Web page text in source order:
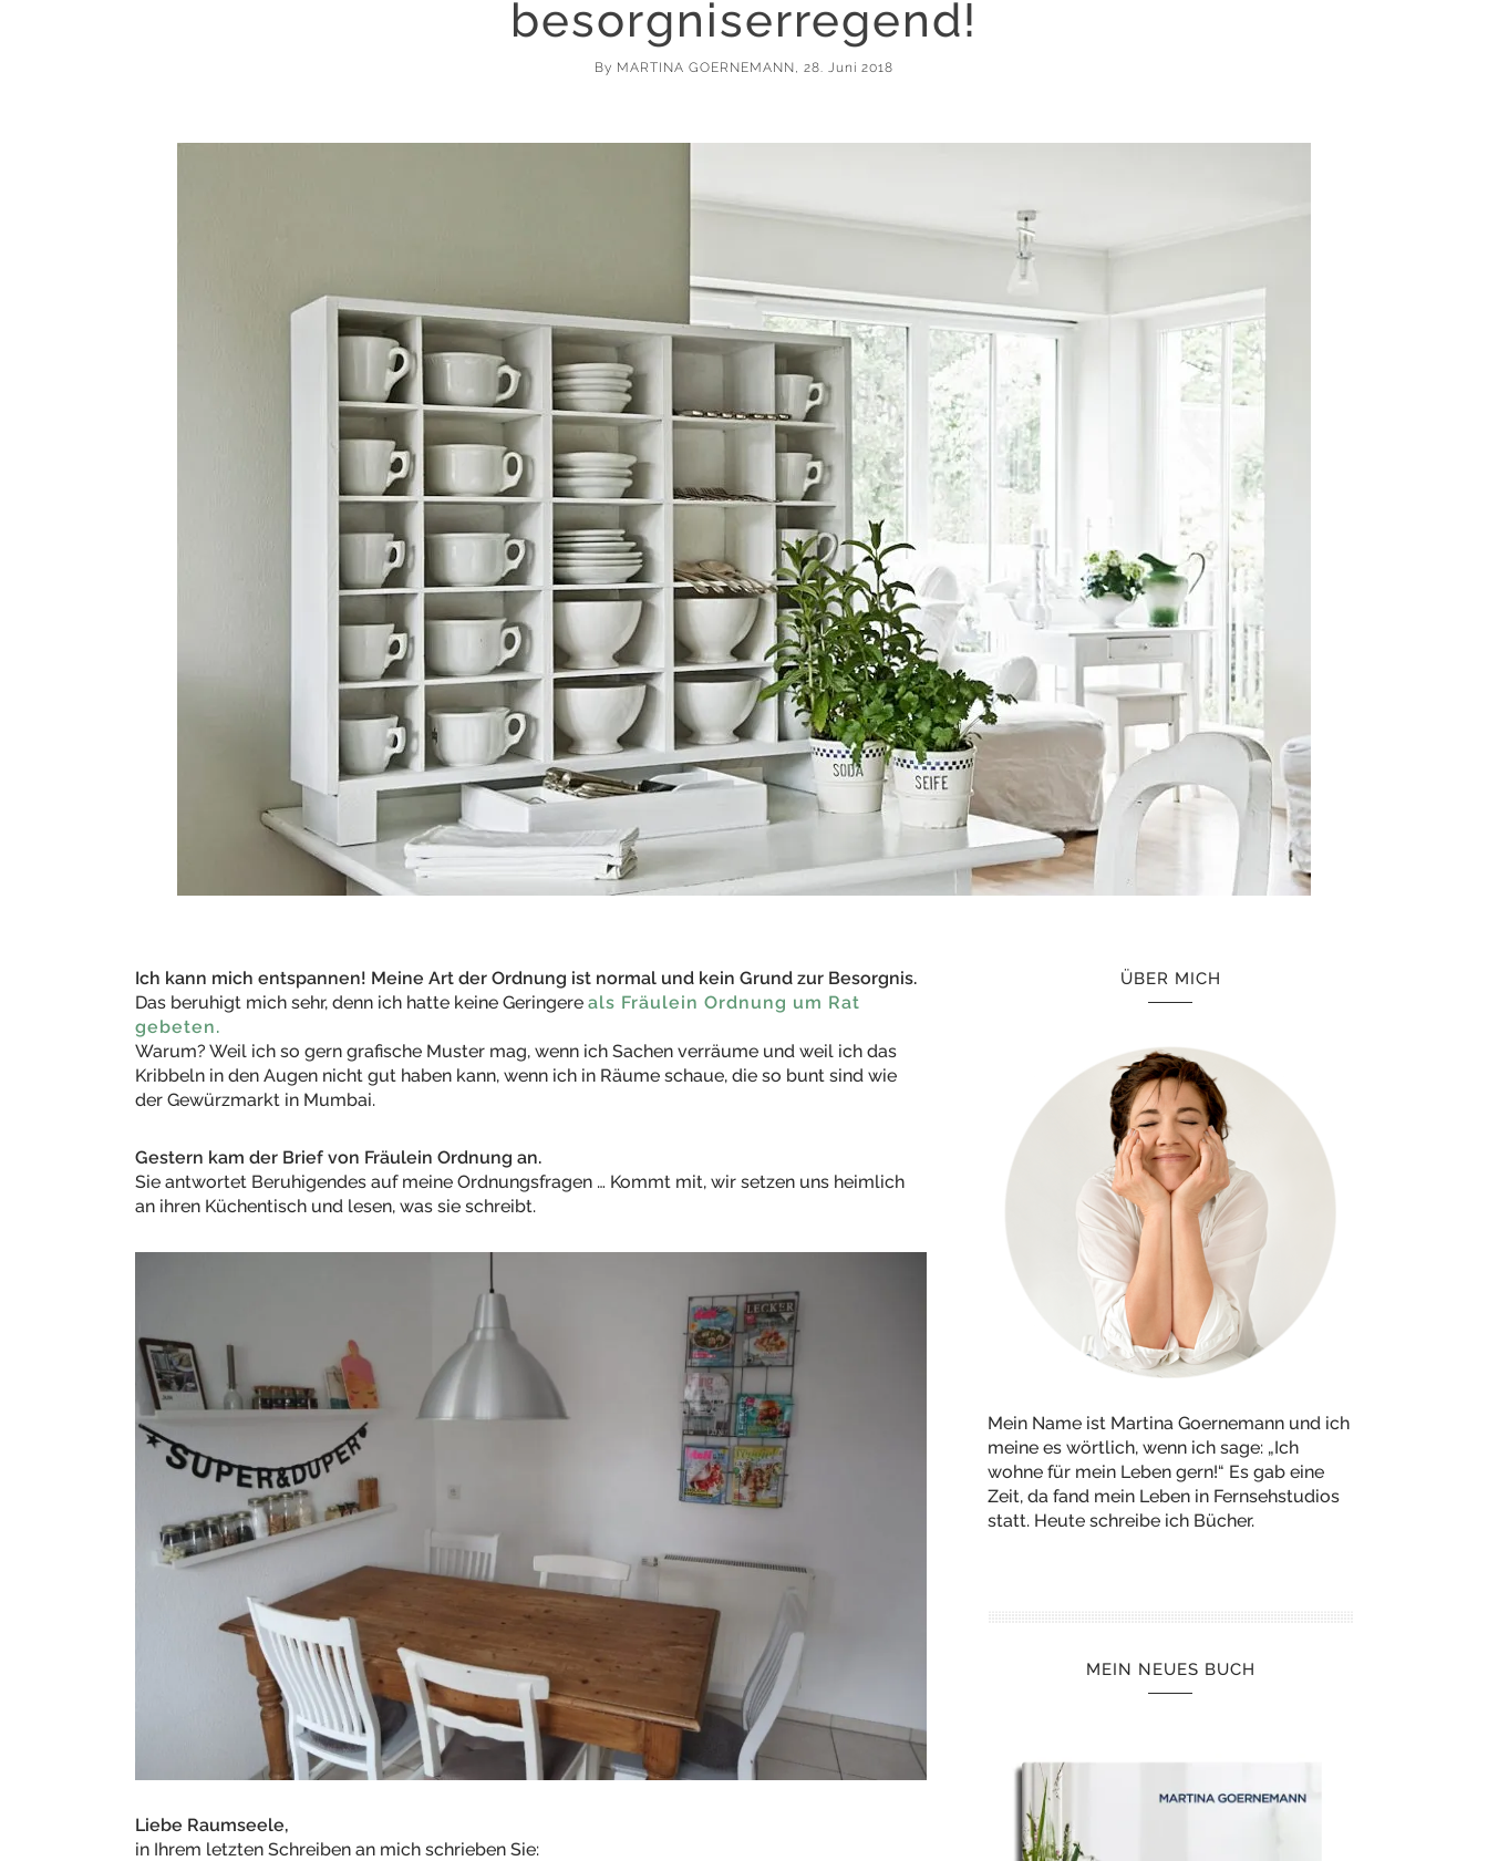
besorgniserregend!
By MARTINA GOERNEMANN , 28. Juni 2018
Ich kann mich entspannen! Meine Art der Ordnung ist normal und kein Grund zur Besorgnis.
Das beruhigt mich sehr, denn ich hatte keine Geringere als Fräulein Ordnung um Rat
gebeten.
Warum? Weil ich so gern grafische Muster mag, wenn ich Sachen verräume und weil ich das
Kribbeln in den Augen nicht gut haben kann, wenn ich in Räume schaue, die so bunt sind wie
der Gewürzmarkt in Mumbai.
Gestern kam der Brief von Fräulein Ordnung an.
Sie antwortet Beruhigendes auf meine Ordnungsfragen … Kommt mit, wir setzen uns heimlich
an ihren Küchentisch und lesen, was sie schreibt.
Liebe Raumseele,
in Ihrem letzten Schreiben an mich schrieben Sie:
ÜBER MICH
Mein Name ist Martina Goernemann und ich
meine es wörtlich, wenn ich sage: „Ich
wohne für mein Leben gern!“ Es gab eine
Zeit, da fand mein Leben in Fernsehstudios
statt. Heute schreibe ich Bücher.
MEIN NEUES BUCH